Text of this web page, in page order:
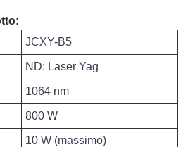
JCXY-B5
ND: Laser Yag
1064 nm
800 W
10 W (massimo)